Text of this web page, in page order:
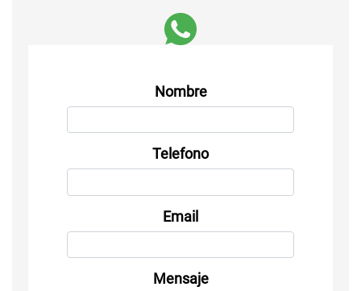
Nombre
Telefono
Email
Mensaje